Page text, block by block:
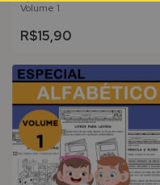
Volume 1
R$15,90